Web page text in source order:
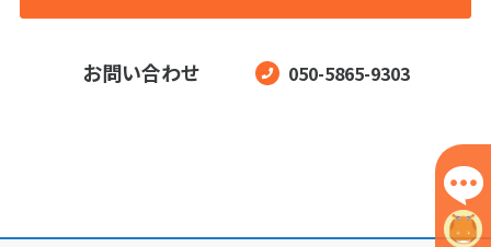
お問い合わせ 050-5865-9303